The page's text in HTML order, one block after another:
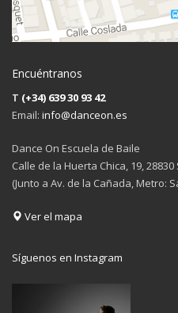
Encuéntranos
T (+34) 639 30 93 42
Email: info@danceon.es
Dance On Escuela de Baile
Calle de la Huerta Chica, 19,
(Junto a Av. de la Cañada, Metro:
Ver el mapa
Síguenos en Instagram